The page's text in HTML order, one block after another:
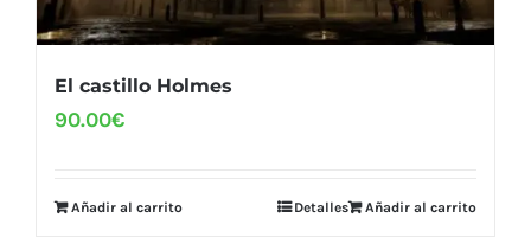
El castillo Holmes
90.00€
Añadir al carrito Añadir al carrito
Detalles